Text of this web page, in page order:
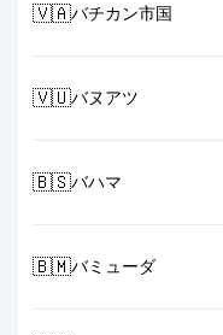
🇻🇦バチカン市国
🇻🇺バヌアツ
🇧🇸バハマ
🇧🇲バミューダ